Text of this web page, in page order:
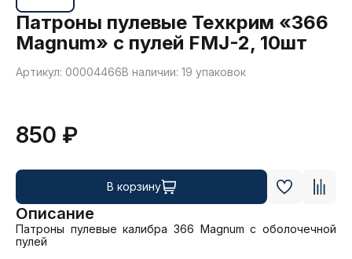
Патроны пулевые Техкрим «366
Magnum» с пулей FMJ-2, 10шт
Артикул: 00004466В наличии: 19 упаковок
850 ₽
В корзину
Описание
Патроны пулевые калибра 366 Magnum с оболочечной
пулей